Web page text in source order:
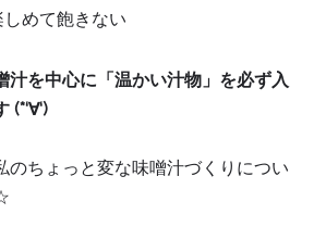
めて飽きない
汁を中心に「温かい汁物」を必ず入
のちょっと変な味噌汁づくりについ